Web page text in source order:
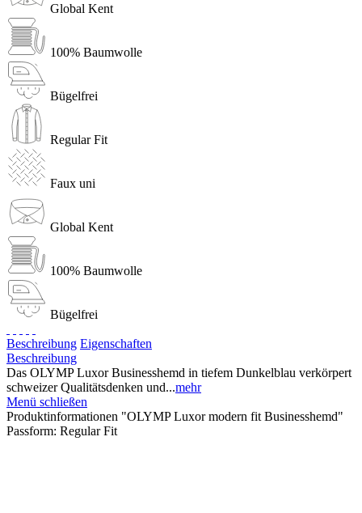
Global Kent
100% Baumwolle
Bügelfrei
Regular Fit
Faux uni
Global Kent
100% Baumwolle
Bügelfrei
Beschreibung Eigenschaften
Beschreibung
Das OLYMP Luxor Businesshemd in tiefem Dunkelblau verkörpert
schweizer Qualitätsdenken und...mehr
Menü schließen
Produktinformationen "OLYMP Luxor modern fit Businesshemd"
Passform: Regular Fit